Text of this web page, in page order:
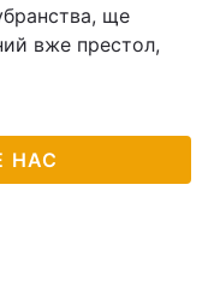
ще
вже престол,
НАС